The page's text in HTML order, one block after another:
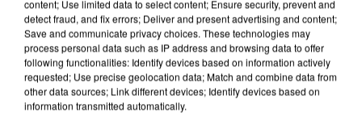
content; Use limited data to select content; Ensure security, prevent and
detect fraud, and fix errors; Deliver and present advertising and content;
Save and communicate privacy choices. These technologies may
process personal data such as IP address and browsing data to offer
following functionalities: Identify devices based on information actively
requested; Use precise geolocation data; Match and combine data from
other data sources; Link different devices; Identify devices based on
information transmitted automatically.